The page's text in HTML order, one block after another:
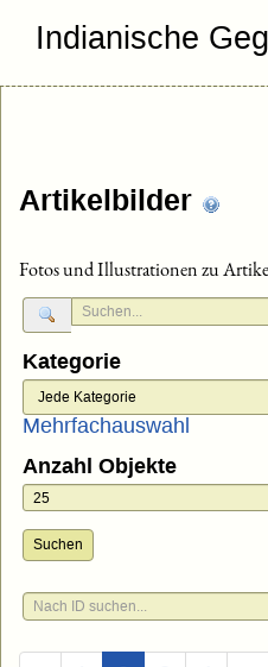
Indianische
Artikelbilder
Fotos und Illustrationen zu
Kategorie
Mehrfachauswahl
Anzahl Objekte
Suchen